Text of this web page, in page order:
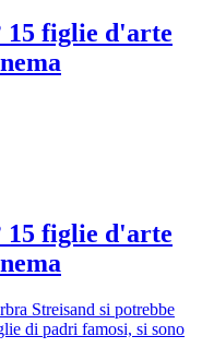
15 figlie d'arte
15 figlie d'arte
Streisand si potrebbe
di padri famosi, si sono